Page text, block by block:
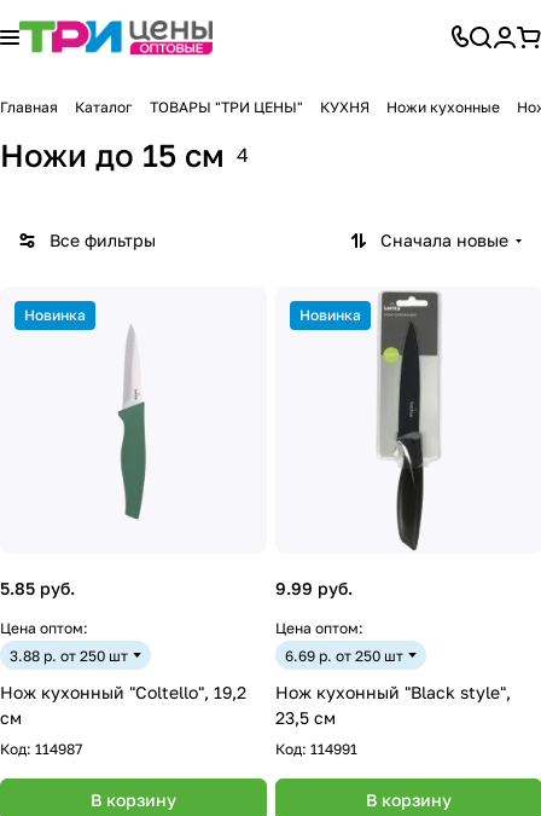
Главная Каталог ТОВАРЫ "ТРИ ЦЕНЫ" КУХНЯ Ножи кухонные
Ножи до 15 см 4
Все фильтры Сначала новые
Новинка
5.85 руб.
Цена оптом:
3.88 р. от 250 шт
Нож кухонный "Coltello", 19,2
см
Код: 114987
В корзину
Новинка
9.99 руб.
Цена оптом:
6.69 р. от 250 шт
Нож кухонный "Black style",
23,5 см
Код: 114991
В корзину